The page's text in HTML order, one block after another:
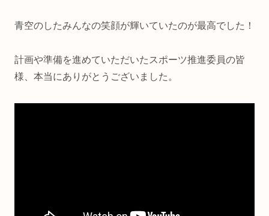
青空のしたみんなの笑顔が輝いていたのが最高でした！
計画や準備を進めていただいたスポーツ推進委員の皆
様、本当にありがとうございました。